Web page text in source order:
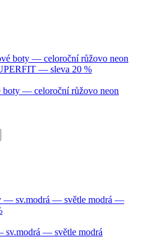
boty — celoroční růžovo neon
sv.modrá — světle modrá